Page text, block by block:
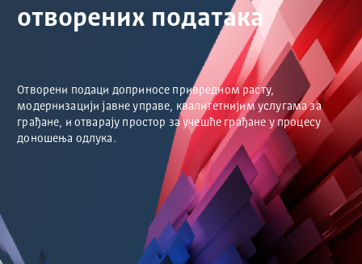
отворених података
Отворени подаци доприносе привредном расту,
модернизацији јавне управе, квалитетнијим услугама за
грађане, и отварају простор за учешће грађане у процесу
доношења одлука.